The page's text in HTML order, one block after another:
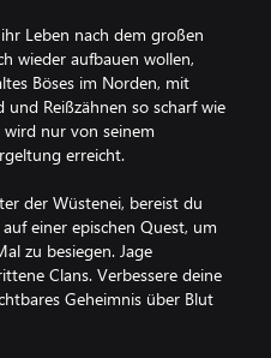
Leben nach dem großen
wieder aufbauen wollen,
Böses im Norden, mit
und Reißzähnen so scharf wie
nur von seinem
erreicht.
der Wüstenei, bereist du
einer epischen Quest, um
zu besiegen. Jage
Clans. Verbessere deine
Geheimnis über Blut